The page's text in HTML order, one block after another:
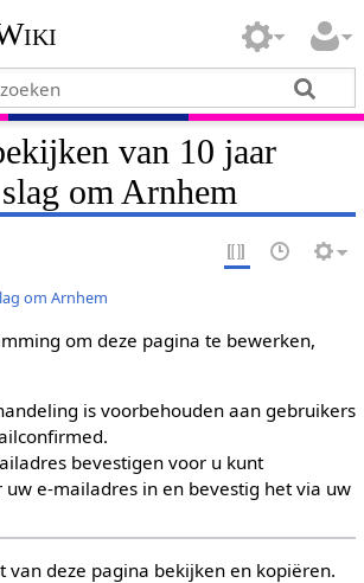
van 10 jaar
om Arnhem
om Arnhem
om deze pagina te bewerken,
is voorbehouden aan gebruikers
bevestigen voor u kunt
uw e-mailadres in en bevestig het via uw
van deze pagina bekijken en kopiëren.